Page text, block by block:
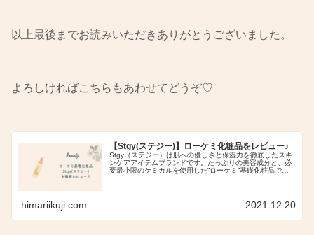
以上最後までお読みいただきありがとうございました。
よろしければこちらもあわせてどうぞ♡
【Stgy(ステジー)】ローケミ化粧品をレビュー♪
Stgy（ステジー）は肌への優しさと保湿力を徹底したスキ
ンケアアイテムブランドです。たっぷりの美容成分と、必
要最小限のケミカルを使用した”ローケミ”基礎化粧品で
himariikuji.com 2021.12.20